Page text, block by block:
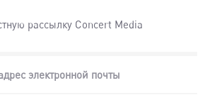
рассылку Concert Media